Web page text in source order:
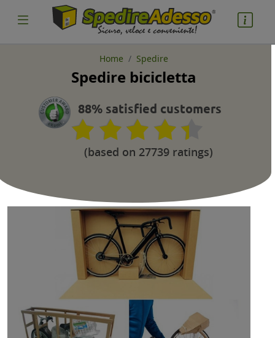
cosa spedire
Pacco
Nazione partenza
Nazione arrivo
COLLO 1
Home Spedire
Spedire bicicletta
88% satisfied customers
(based on 27739 ratings)